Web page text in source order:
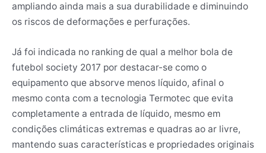
ampliando ainda mais a sua durabilidade e diminuindo
os riscos de deformações e perfurações.
Já foi indicada no ranking de qual a melhor bola de
futebol society 2017 por destacar-se como o
equipamento que absorve menos líquido, afinal o
mesmo conta com a tecnologia Termotec que evita
completamente a entrada de líquido, mesmo em
condições climáticas extremas e quadras ao ar livre,
mantendo suas características e propriedades originais